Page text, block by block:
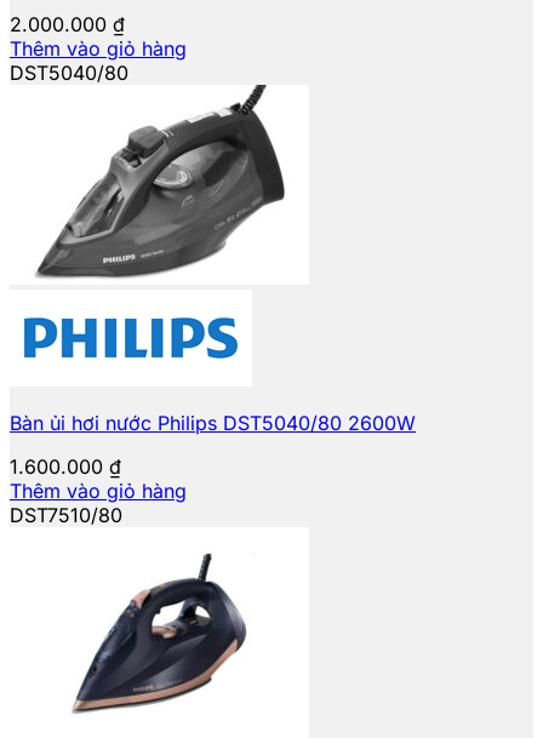
2.000.000 ₫
Thêm vào giỏ hàng
DST5040/80
Bàn ủi hơi nước Philips DST5040/80 2600W
1.600.000 ₫
Thêm vào giỏ hàng
DST7510/80